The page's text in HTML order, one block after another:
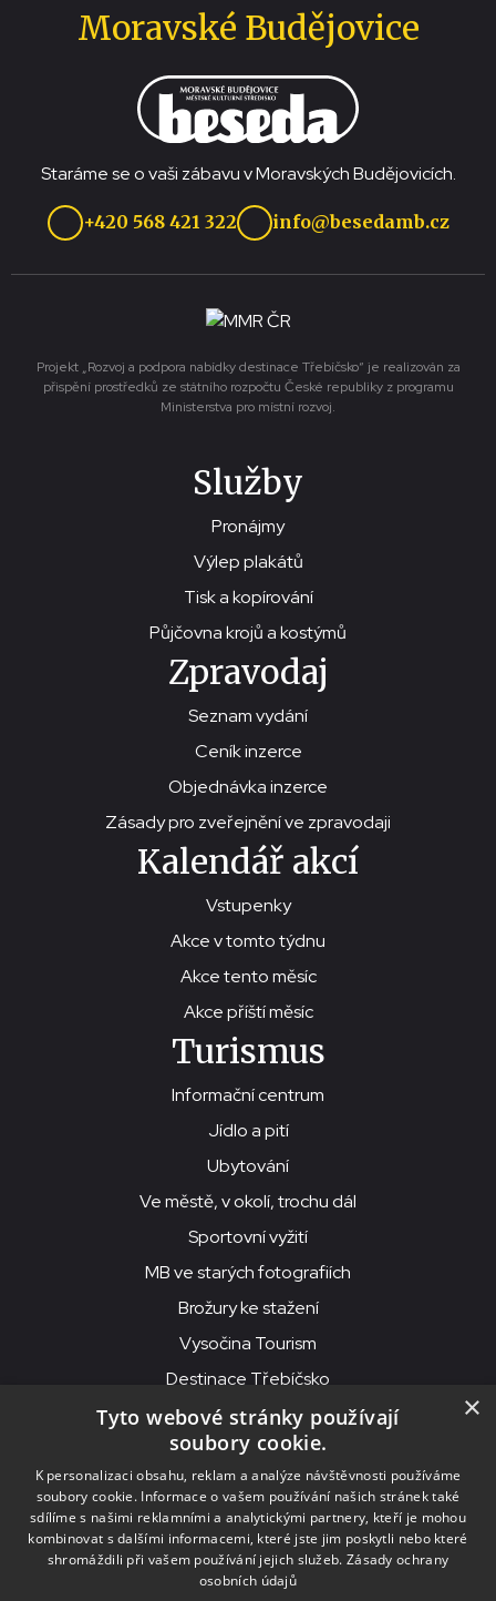
Moravské Budějovice
Staráme se o vaši zábavu v Moravských Budějovicích.
+420 568 421 322 info@besedamb.cz
Projekt „Rozvoj a podpora nabídky destinace Třebíčsko“ je realizován za
přispění prostředků ze státního rozpočtu České republiky z programu
Ministerstva pro místní rozvoj.
Služby
Pronájmy
Výlep plakátů
Tisk a kopírování
Půjčovna krojů a kostýmů
Zpravodaj
Seznam vydání
Ceník inzerce
Objednávka inzerce
Zásady pro zveřejnění ve zpravodaji
Kalendář akcí
Vstupenky
Akce v tomto týdnu
Akce tento měsíc
Akce příští měsíc
Turismus
Informační centrum
Jídlo a pití
Ubytování
Ve městě, v okolí, trochu dál
Sportovní vyžití
MB ve starých fotografiích
Brožury ke stažení
Vysočina Tourism
Destinace Třebíčsko
© 2026MKS Beseda Mor. Budějovice
MKS Beseda, příspěvková organizace, Purcnerova 62, 676 02
Moravské Budějovice
IČO: 00091758, DIČ: CZ00091758, ID datové schránky: chjn2kd
×
Tyto webové stránky používají
soubory cookie.
K personalizaci obsahu, reklam a analýze návštěvnosti používáme
soubory cookie. Informace o vašem používání našich stránek také
sdílíme s našimi reklamními a analytickými partnery, kteří je mohou
kombinovat s dalšími informacemi, které jste jim poskytli nebo které
shromáždili při vašem používání jejich služeb. Zásady ochrany
osobních údajů